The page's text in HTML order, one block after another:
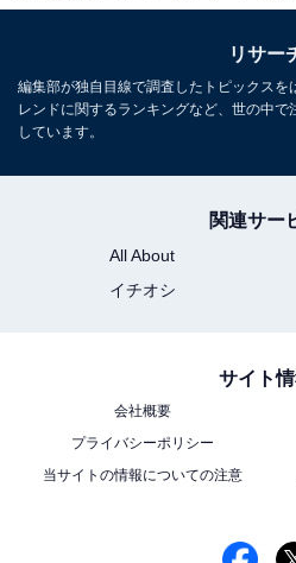
を中心に企画編集を担当。東
ポーツ観戦が生きがい。
次ページ
リサー
編集部が独自目線で調査したトピックスを
レンドに関するランキングなど、世の中
しています。
関連サー
All About
イチオシ
サイト
会社概要
プライバシーポリシー
当サイトの情報についての注意